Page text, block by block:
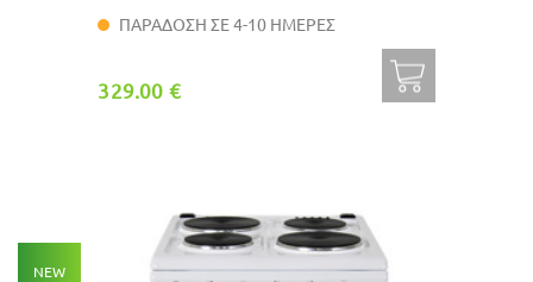
ΠΑΡΑΔΟΣΗ ΣΕ 4-10 ΗΜΕΡΕΣ
329.00 €
NEW